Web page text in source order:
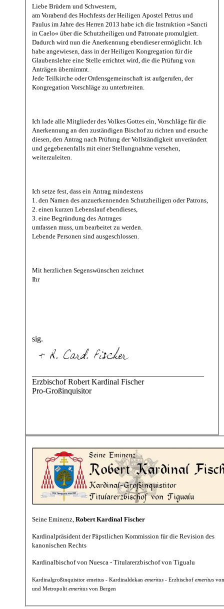
Liebe Brüdern und Schwestern,
am Vorabend des Hochfests der Heiligen Apostel Petrus und
Paulus im Jahre des Herren 2013 habe ich die Instruktion »Sancti
in Caelo« über die Schutzheiligen und Patronate promulgiert.
Dadurch wird nun die Anerkennung ebendieser ermöglicht. Ich
habe angewiesen, dass in der Heiligen Kongregation für die
Glaubenslehre eine Stelle errichtet wird, die die Prüfung von
Anträgen übernimmt.
Jede Teilkirche oder Ordensgemeinschaft ist aufgerufen, der
Kongregation Vorschläge zu unterbreiten.
Ich lade alle Mitglieder des Volkes Gottes ein, Vorschläge für die
Anerkennung an den zuständigen Bischof zu richten und ersuche
diesen, den Antrag nach Prüfung der Vollständigkeit unverändert
und gegebenenfalls mit einer Stellungnahme versehen,
weiterzuleiten.
Ich setze fest, dass ein Antrag mindestens
1. den Namen des anzuerkennenden Schutzheiligen oder Patrons,
2. einen kurzen Lebenslauf ebendieses,
3. eine Begründung des Antrages
umfassen muss, um bearbeitet zu werden.
Lebende Personen sind ausgeschlossen.
Mit herzlichen Segenswünschen zeichnet
Ihr
sig.
Erzbischof Robert Kardinal Fischer
Pro-Großinquisitor
Seine Eminenz, Robert Kardinal Fischer
Kardinalpräsident der Päpstlichen Kommission für die Revision des
kanonischen Rechts
Kardinalbischof von Nuesca - Titularerzbischof von Tigualu
Kardinalgroßinquisitor emeitus - Kardinaldekan emeritus - Erzbischof emeritus
und Metropolit emeritus von Bergen